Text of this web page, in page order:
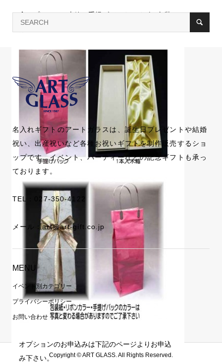
◆オプション：木箱・手提げバック・リボン包装
オプションのお申込みは下記のページよりお申込
み下さい。
名入れギフトのアートガラスは、誕生日プレゼントや結婚
祝い、出産祝いなど各種お祝いギフトを制作販売するショ
ップです。イベント、パーティーなどの記念ギフトも承っ
ております。
TEL： 027-350-4122
メール：art@art-gift.co.jp
MENU
イベント別カテゴリー
プライバシーポリシー
お問い合わせ
Copyright ©ART GLASS. All Rights Reserved.